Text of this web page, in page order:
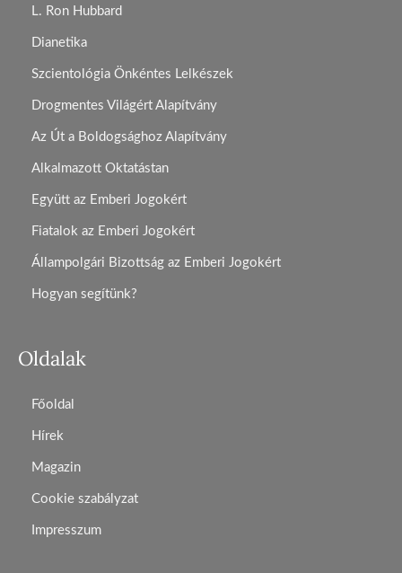
L. Ron Hubbard
Dianetika
Szcientológia Önkéntes Lelkészek
Drogmentes Világért Alapítvány
Az Út a Boldogsághoz Alapítvány
Alkalmazott Oktatástan
Együtt az Emberi Jogokért
Fiatalok az Emberi Jogokért
Állampolgári Bizottság az Emberi Jogokért
Hogyan segítünk?
Oldalak
Főoldal
Hírek
Magazin
Cookie szabályzat
Impresszum